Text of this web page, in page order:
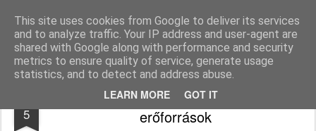
This site uses cookies from Google to deliver its services
and to analyze traffic. Your IP address and user-agent are
shared with Google along with performance and security
metrics to ensure quality of service, generate usage
statistics, and to detect and address abuse.
LEARN MORE GOT IT
Agnus blog
Pages
5
Fábián Tibor: Fontosabbnak vélt
erőforrások